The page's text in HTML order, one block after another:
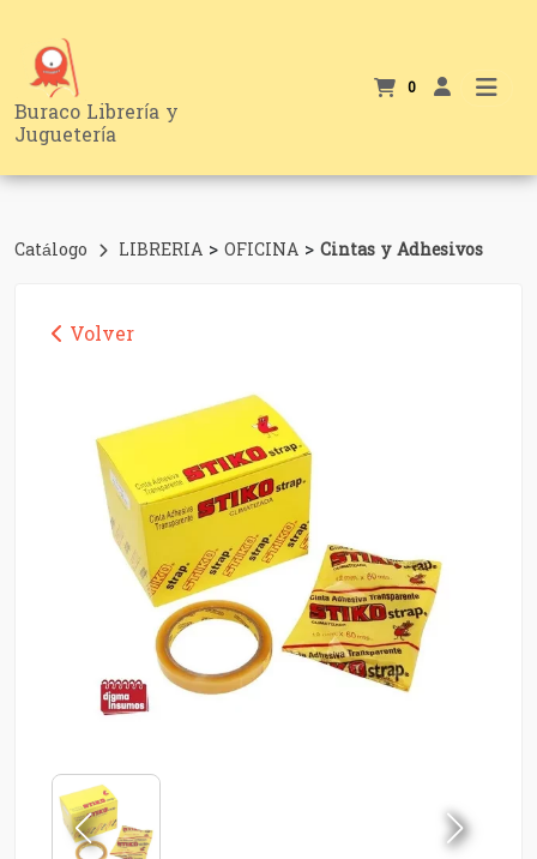
Buraco Librería y
Juguetería
0
Catálogo LIBRERIA > OFICINA > Cintas y Adhesivos
Volver